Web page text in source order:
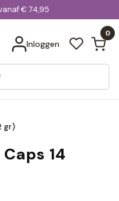
besteld€ 74,95
Inloggen
0
Bekijk alle resultaten
gr)
14